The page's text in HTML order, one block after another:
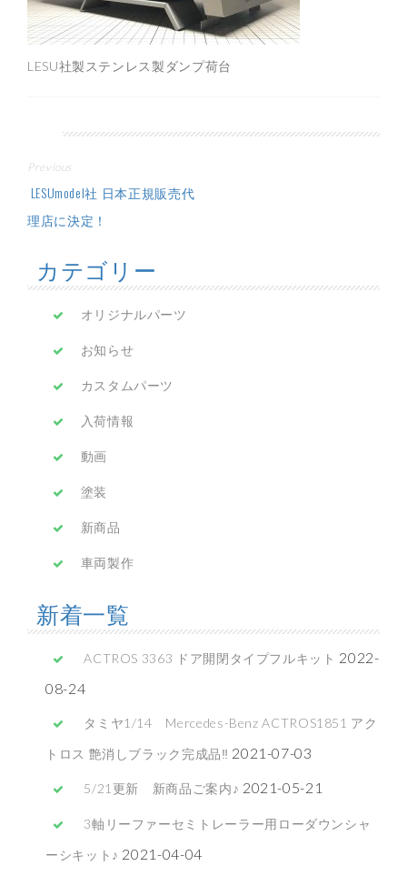
LESU社製ステンレス製ダンプ荷台
投
稿
ナ
ビ
ゲ
ー
シ
ョ
ン
Previous
LESUmodel社 日本正規販売代
理店に決定！
カテゴリー
オリジナルパーツ
お知らせ
カスタムパーツ
入荷情報
動画
塗装
新商品
車両製作
新着一覧
ACTROS 3363 ドア開閉タイプフルキット 2022-
08-24
タミヤ1/14 Mercedes-Benz ACTROS1851 アク
トロス 艶消しブラック完成品‼ 2021-07-03
5/21更新 新商品ご案内♪ 2021-05-21
3軸リーファーセミトレーラー用ローダウンシャ
ーシキット♪ 2021-04-04